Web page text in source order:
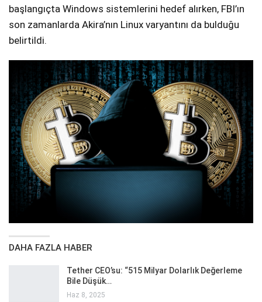
başlangıçta Windows sistemlerini hedef alırken, FBI’ın
son zamanlarda Akira’nın Linux varyantını da bulduğu
belirtildi.
DAHA FAZLA HABER
Tether CEO’su: “515 Milyar Dolarlık Değerleme
Bile Düşük…
Haz 8, 2025